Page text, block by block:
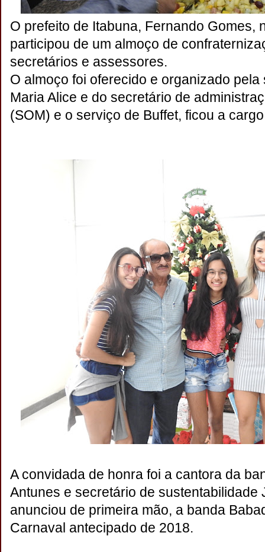
O prefeito de Itabuna, Fernando Gomes,
participou de um almoço de
secretários e assessores.
O almoço foi oferecido e organizado
Maria Alice e do secretário de
(SOM) e o serviço de Buffet, ficou a
A convidada de honra foi a cantora da
Antunes e secretário de sustentabilidade
anunciou de primeira mão, a banda
Carnaval antecipado de 2018.